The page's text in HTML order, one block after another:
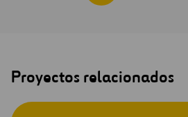
Proyectos relacionados